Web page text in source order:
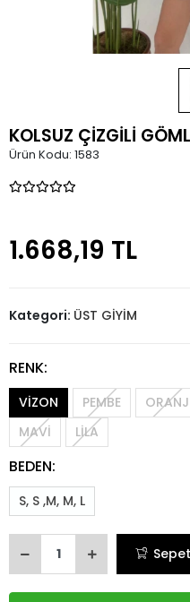
KOLSUZ ÇİZGİLİ
Ürün Kodu: 1583
1.668,19 TL
Kategori: ÜST GİYİM
RENK:
VİZON PEMBE ORANJ
MAVİ
LİLA
BEDEN:
S, S ,M, M, L